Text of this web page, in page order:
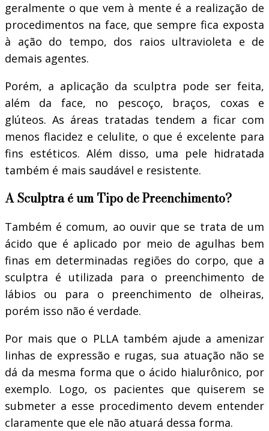
geralmente o que vem à mente é a realização de
procedimentos na face, que sempre fica exposta
à ação do tempo, dos raios ultravioleta e de
demais agentes.
Porém, a aplicação da sculptra pode ser feita,
além da face, no pescoço, braços, coxas e
glúteos. As áreas tratadas tendem a ficar com
menos flacidez e celulite, o que é excelente para
fins estéticos. Além disso, uma pele hidratada
também é mais saudável e resistente.
A Sculptra é um Tipo de Preenchimento?
Também é comum, ao ouvir que se trata de um
ácido que é aplicado por meio de agulhas bem
finas em determinadas regiões do corpo, que a
sculptra é utilizada para o preenchimento de
lábios ou para o preenchimento de olheiras,
porém isso não é verdade.
Por mais que o PLLA também ajude a amenizar
linhas de expressão e rugas, sua atuação não se
dá da mesma forma que o ácido hialurônico, por
exemplo. Logo, os pacientes que quiserem se
submeter a esse procedimento devem entender
claramente que ele não atuará dessa forma.